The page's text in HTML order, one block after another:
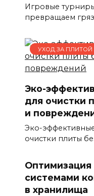
Игровые
превращаем
УХОД ЗА ПЛИТОЙ
Эко-
для очистки
и
Эко-
очистки плиты
Оптимизация
системами
в хранилища